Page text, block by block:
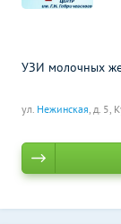
ул. Нежинская, д. 5,
УЗИ молочных